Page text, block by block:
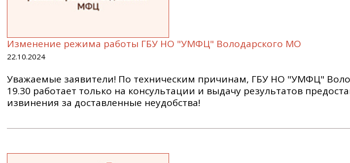
Изменение режима работы ГБУ НО "УМФЦ" Володарского МО
22.10.2024
Уважаемые заявители! По техническим причинам, ГБУ НО "УМФЦ"
19.30 работает только на консультации и выдачу результатов
извинения за доставленные неудобства!